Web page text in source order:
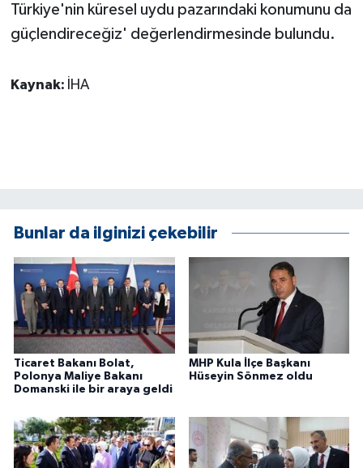
Türkiye'nin küresel uydu pazarındaki konumunu da
güçlendireceğiz' değerlendirmesinde bulundu.
Kaynak: İHA
Bunlar da ilginizi çekebilir
Ticaret Bakanı Bolat,
Polonya Maliye Bakanı
Domanski ile bir araya geldi
MHP Kula İlçe Başkanı
Hüseyin Sönmez oldu